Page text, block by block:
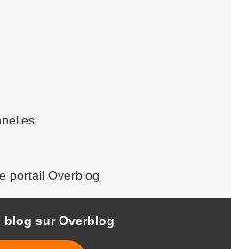
portail Overblog
blog sur Overblog